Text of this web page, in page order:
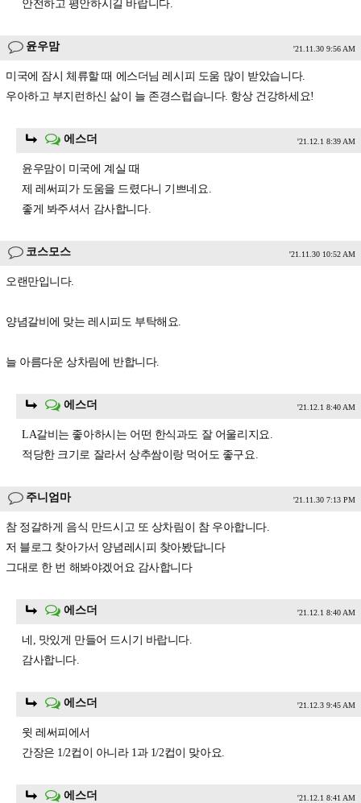
안전하고 평안하시길 바랍니다.
윤우맘 '21.11.30 9:56 AM
미국에 잠시 체류할 때 에스더님 레시피 도움 많이 받았습니다.
우아하고 부지런하신 삶이 늘 존경스럽습니다. 항상 건강하세요!
에스더 '21.12.1 8:39 AM
윤우맘이 미국에 계실 때
제 레써피가 도움을 드렸다니 기쁘네요.
좋게 봐주셔서 감사합니다.
코스모스 '21.11.30 10:52 AM
오랜만입니다.
양념갈비에 맞는 레시피도 부탁해요.
늘 아름다운 상차림에 반합니다.
에스더 '21.12.1 8:40 AM
LA갈비는 좋아하시는 어떤 한식과도 잘 어울리지요.
적당한 크기로 잘라서 상추쌈이랑 먹어도 좋구요.
주니엄마 '21.11.30 7:13 PM
참 정갈하게 음식 만드시고 또 상차림이 참 우아합니다.
저 블로그 찾아가서 양념레시피 찾아봤답니다
그대로 한 번 해봐야겠어요 감사합니다
에스더 '21.12.1 8:40 AM
네, 맛있게 만들어 드시기 바랍니다.
감사합니다.
에스더 '21.12.3 9:45 AM
윗 레써피에서
간장은 1/2컵이 아니라 1과 1/2컵이 맞아요.
에스더 '21.12.1 8:41 AM